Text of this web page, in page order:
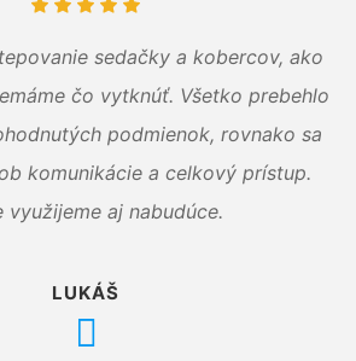
sedačky a kobercov, ako
čo vytknúť. Všetko prebehlo
podmienok, rovnako sa
komunikácie a celkový prístup.
využijeme aj nabudúce.
LUKÁŠ